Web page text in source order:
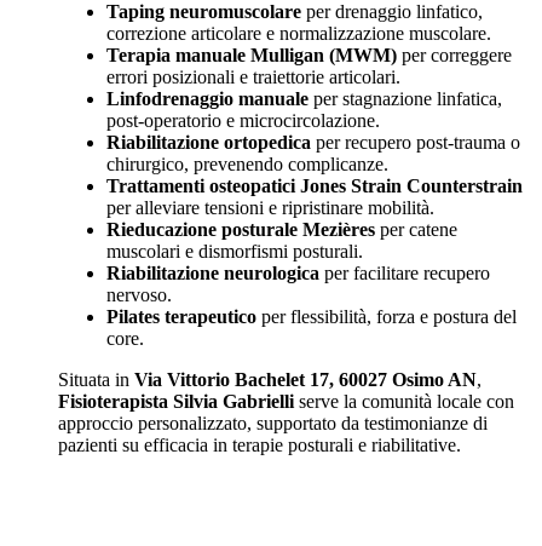
Taping neuromuscolare per drenaggio linfatico,
correzione articolare e normalizzazione muscolare.
Terapia manuale Mulligan (MWM) per correggere
errori posizionali e traiettorie articolari.
Linfodrenaggio manuale per stagnazione linfatica,
post-operatorio e microcircolazione.
Riabilitazione ortopedica per recupero post-trauma o
chirurgico, prevenendo complicanze.
Trattamenti osteopatici Jones Strain Counterstrain
per alleviare tensioni e ripristinare mobilità.
Rieducazione posturale Mezières per catene
muscolari e dismorfismi posturali.
Riabilitazione neurologica per facilitare recupero
nervoso.
Pilates terapeutico per flessibilità, forza e postura del
core.
Situata in Via Vittorio Bachelet 17, 60027 Osimo AN,
Fisioterapista Silvia Gabrielli serve la comunità locale con
approccio personalizzato, supportato da testimonianze di
pazienti su efficacia in terapie posturali e riabilitative.